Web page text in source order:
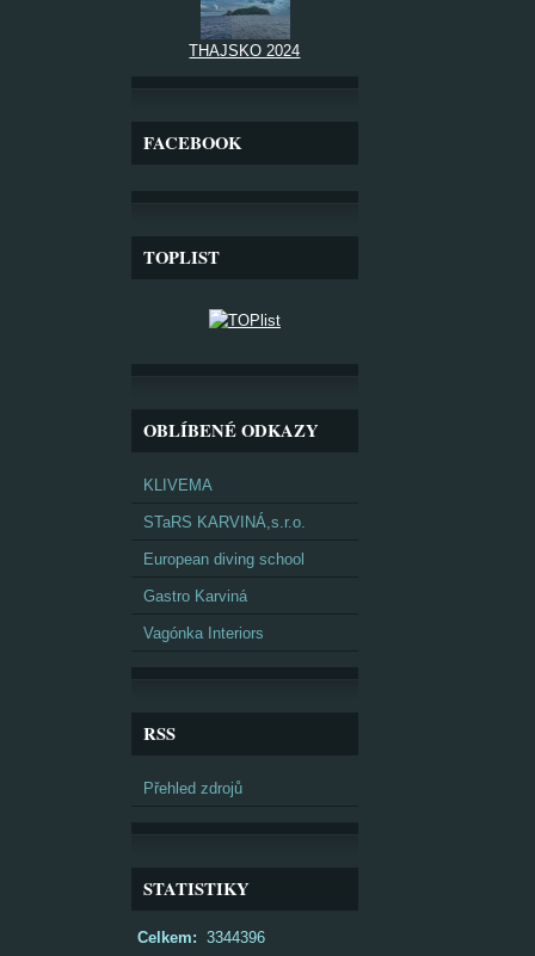
THAJSKO 2024
FACEBOOK
TOPLIST
OBLÍBENÉ ODKAZY
KLIVEMA
STaRS KARVINÁ,s.r.o.
European diving school
Gastro Karviná
Vagónka Interiors
RSS
Přehled zdrojů
STATISTIKY
Celkem: 3344396